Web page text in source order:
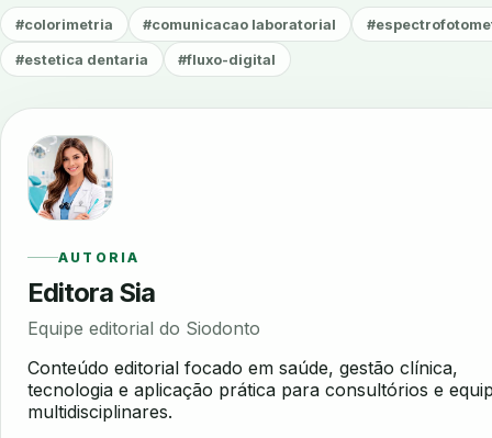
#colorimetria #comunicacao laboratorial
#estetica dentaria #fluxo-digital
AUTORIA
Editora Sia
Equipe editorial do Siodonto
Conteúdo editorial focado em saúde, gestão clínica,
tecnologia e aplicação prática para consultórios e
multidisciplinares.